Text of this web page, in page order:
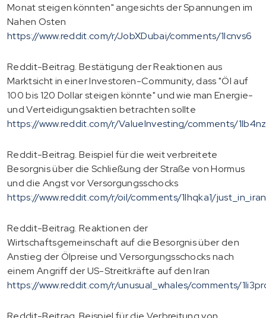
Monat steigen könnten" angesichts der Spannungen im
Nahen Osten
https://www.reddit.com/r/JobXDubai/comments/1lcnvs6
Reddit-Beitrag. Bestätigung der Reaktionen aus
Marktsicht in einer Investoren-Community, dass "Öl auf
100 bis 120 Dollar steigen könnte" und wie man Energie-
und Verteidigungsaktien betrachten sollte
https://www.reddit.com/r/ValueInvesting/comments/
Reddit-Beitrag. Beispiel für die weit verbreitete
Besorgnis über die Schließung der Straße von Hormus
und die Angst vor Versorgungsschocks
https://www.reddit.com/r/oil/comments/1lhqka1/
Reddit-Beitrag. Reaktionen der
Wirtschaftsgemeinschaft auf die Besorgnis über den
Anstieg der Ölpreise und Versorgungsschocks nach
einem Angriff der US-Streitkräfte auf den Iran
https://www.reddit.com/r/unusual_whales/comments/